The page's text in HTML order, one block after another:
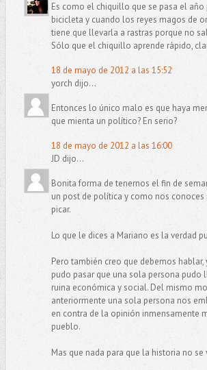
Es como el chiquillo que se pasa el año
bicicleta y cuando los reyes magos de
tiene que llevarla a rastras porque no
Sólo que el chiquillo aprende rápido,
18 de mayo de 2012 a las 15:52
yorch dijo...
Entonces lo único malo es que haya
que mienta un político? En serio?
18 de mayo de 2012 a las 16:00
JD dijo...
Bonita forma de tenernos el fin de
un post de política y como nos conoces
picar.
Lo que le dices a Mariano es la verdad
Pero también creo que debemos hablar,
pudo pasar que una sola persona pudo
ruina económica y social. Del mismo
anteriormente una sola persona nos
en contra de la opinión inmensamente
pueblo.
Mas que nada para que la historia no se